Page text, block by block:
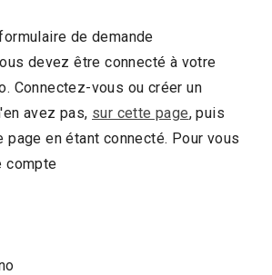
de demande
devez être connecté à votre
Connectez-vous ou créer un
avez pas, sur cette page, puis
page en étant connecté. Pour vous
compte